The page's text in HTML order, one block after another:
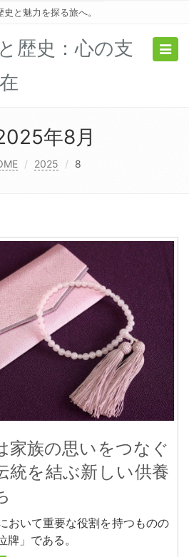
と魅力を探る旅へ。
歴史：心の支
年8月
2025 8
家族の思いをつなぐ
統を結ぶ新しい供養
おいて重要な役割を持つものの
牌」である。